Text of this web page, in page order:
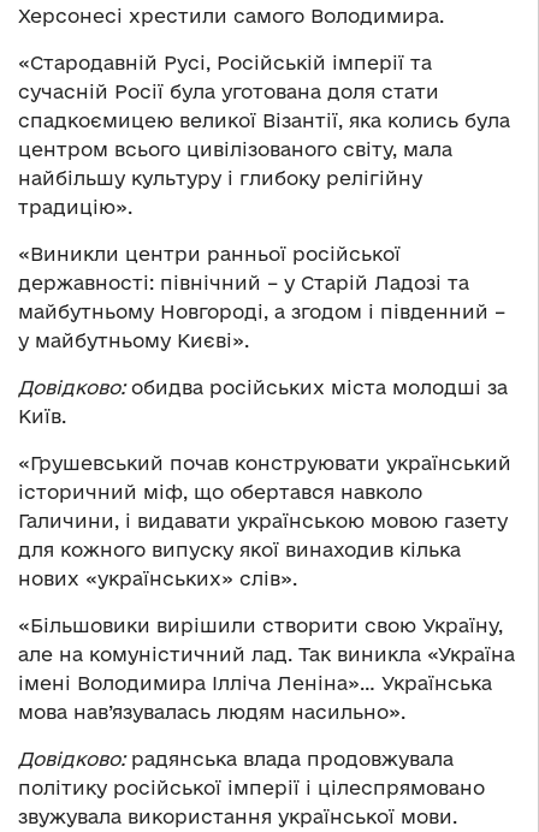
Херсонесі хрестили самого Володимира.
«Стародавній Русі, Російській імперії та
сучасній Росії була уготована доля стати
спадкоємицею великої Візантії, яка колись була
центром всього цивілізованого світу, мала
найбільшу культуру і глибоку релігійну
традицію».
«Виникли центри ранньої російської
державності: північний – у Старій Ладозі та
майбутньому Новгороді, а згодом і південний –
у майбутньому Києві».
Довідково:обидва російських міста молодші за
Київ.
«Грушевський почав конструювати український
історичний міф, що обертався навколо
Галичини, і видавати українською мовою газету
для кожного випуску якої винаходив кілька
нових «українських» слів».
«Більшовики вирішили створити свою Україну,
але на комуністичний лад. Так виникла «Україна
імені Володимира Ілліча Леніна»… Українська
мова нав’язувалась людям насильно».
Довідково:радянська влада продовжувала
політику російської імперії і цілеспрямовано
звужувала використання української мови.